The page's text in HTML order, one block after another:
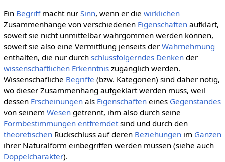
Ein Begriffmacht nur Sinn, wenn er die wirklichen
Zusammenhänge von verschiedenen Eigenschaftenaufklärt,
soweit sie nicht unmittelbar wahrgommen werden können,
soweit sie also eine Vermittlung jenseits der Wahrnehmung
enthalten, die nur durch schlussfolgerndes Denkender
wissenschaftlichen Erkenntniszugänglich werden.
Wissenschafliche Begriffe (bzw. Kategorien) sind daher nötig,
wo dieser Zusammenhang aufgeklärt werden muss, weil
dessen Erscheinungenals Eigenschafteneines Gegenstandes
von seinem Wesengetrennt, ihm also durch seine
Formbestimmungen entfremdetsind und durch den
theoretischenRückschluss auf deren Beziehungenim Ganzen
ihrer Naturalform einbegriffen werden müssen (siehe auch
Doppelcharakter).